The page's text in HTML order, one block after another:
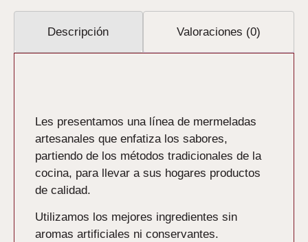
Descripción Valoraciones (0)
Les presentamos una línea de mermeladas
artesanales que enfatiza los sabores,
partiendo de los métodos tradicionales de la
cocina, para llevar a sus hogares productos
de calidad.
Utilizamos los mejores ingredientes sin
aromas artificiales ni conservantes.